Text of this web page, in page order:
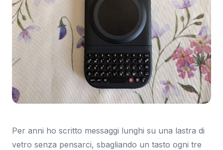
Per anni ho scritto messaggi lunghi su una lastra di
vetro senza pensarci, sbagliando un tasto ogni tre